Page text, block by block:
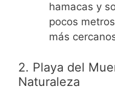
hamacas y
pocos
más
2. Playa del
Naturaleza